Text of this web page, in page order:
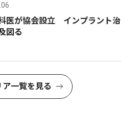
医が協会設立 インプラント治
図る
ア一覧を見る